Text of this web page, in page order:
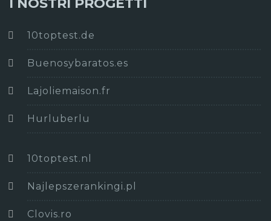
I NOSTRI PROGETTI
10toptest.de
Buenosybaratos.es
Lajoliemaison.fr
Hurluberlu
10toptest.nl
Najlepszerankingi.pl
Clovis.ro